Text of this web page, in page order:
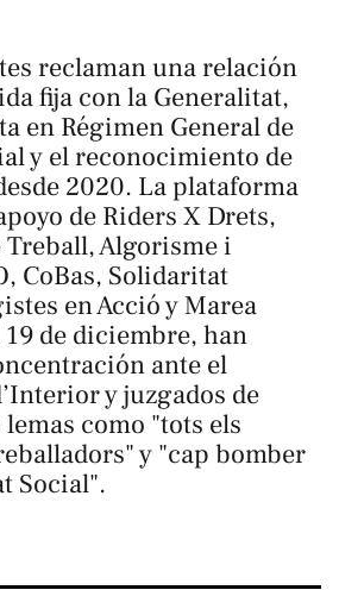
reclaman una relación
fija con la Generalitat,
en Régimen General de
y el reconocimiento de
2020. La plataforma
de Riders X Drets,
Algorisme i
CoBas, Solidaritat
en Acció y Marea
de diciembre, han
ante el
y juzgados de
como "tots els
y "cap bomber
Social".